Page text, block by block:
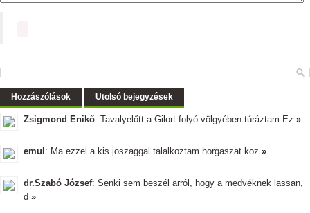
Hozzászólások Utolsó bejegyzések
Zsigmond Enikő: Tavalyelőtt a Gilort folyó völgyében túráztam Ez »
emul : Ma ezzel a kis joszaggal talalkoztam horgaszat koz »
dr.Szabó József: Senki sem beszél arról, hogy a medvéknek lassan,
d »